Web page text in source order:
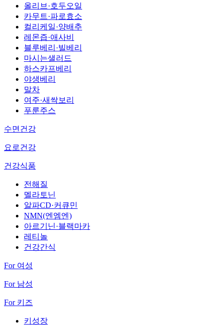
올리브·호두오일
카무트·파로효소
컬리케일·양배추
레몬즙·애사비
블루베리·빌베리
마시는샐러드
하스카프베리
야생베리
말차
여주·새싹보리
푸룬주스
수면건강
요로건강
건강식품
전해질
멜라토닌
알파CD·커큐민
NMN(엔엠엔)
아르기닌·블랙마카
레티놀
건강간식
For 여성
For 남성
For 키즈
키성장